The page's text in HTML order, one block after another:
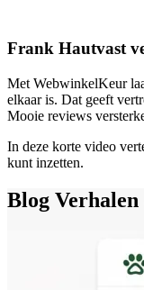
Frank Hautvast
Met WebwinkelKeur
elkaar is. Dat geeft
Mooie reviews
In deze korte video
kunt inzetten.
Blog